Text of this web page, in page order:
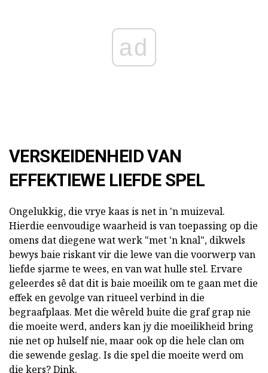
ad
VERSKEIDENHEID VAN
EFFEKTIEWE LIEFDE SPEL
Ongelukkig, die vrye kaas is net in 'n muizeval.
Hierdie eenvoudige waarheid is van toepassing op die
omens dat diegene wat werk "met 'n knal", dikwels
bewys baie riskant vir die lewe van die voorwerp van
liefde sjarme te wees, en van wat hulle stel. Ervare
geleerdes sê dat dit is baie moeilik om te gaan met die
effek en gevolge van ritueel verbind in die
begraafplaas. Met die wêreld buite die graf grap nie
die moeite werd, anders kan jy die moeilikheid bring
nie net op hulself nie, maar ook op die hele clan om
die sewende geslag. Is die spel die moeite werd om
die kers? Dink.